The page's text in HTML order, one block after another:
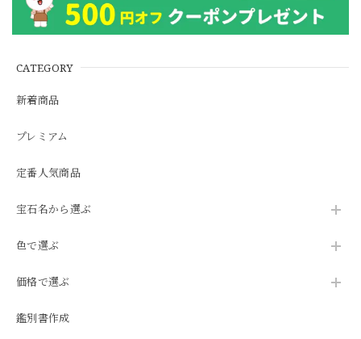
CATEGORY
新着商品
プレミアム
定番人気商品
宝石名から選ぶ
色で選ぶ
価格で選ぶ
鑑別書作成